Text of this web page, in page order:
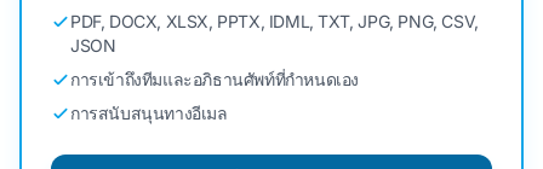
PDF, DOCX, XLSX, PPTX, IDML, TXT, JPG, PNG, CSV,
JSON
การเข้าถึงทีมและอภิธานศัพท์ที่กําหนดเอง
การสนับสนุนทางอีเมล